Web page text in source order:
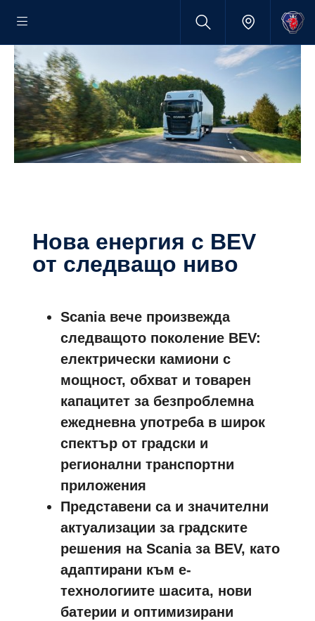
Нова енергия с BEV
от следващо ниво
Scania вече произвежда
следващото поколение BEV:
електрически камиони с
мощност, обхват и товарен
капацитет за безпроблемна
ежедневна употреба в широк
спектър от градски и
регионални транспортни
приложения
Представени са и значителни
актуализации за градските
решения на Scania за BEV, като
адаптирани към е-
технологиите шасита, нови
батерии и оптимизирани